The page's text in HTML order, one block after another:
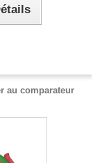
au comparateur